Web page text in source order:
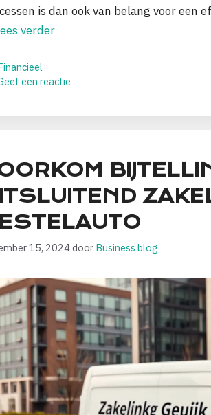
is dan ook van belang voor een
verder
een reactie
15, 2024door Business blog